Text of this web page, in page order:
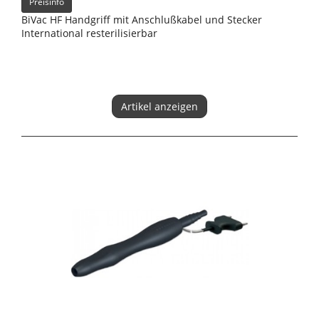
BiVac HF Handgriff mit Anschlußkabel und Stecker
International resterilisierbar
Artikel anzeigen